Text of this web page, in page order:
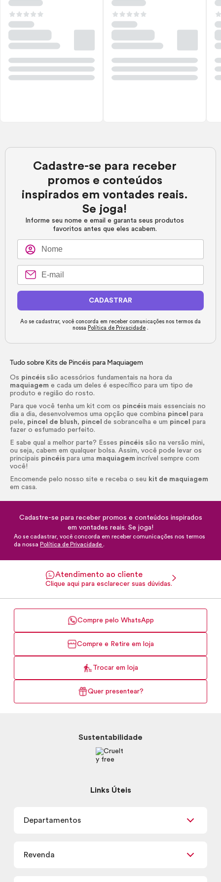
Cadastre-se para receber
promos e conteúdos
inspirados em vontades reais.
Se joga!
Informe seu nome e email e garanta seus produtos
favoritos antes que eles acabem.
CADASTRAR
Ao se cadastrar, você concorda em receber comunicações nos termos da
nossa Política de Privacidade .
Tudo sobre Kits de Pincéis para Maquiagem
Os pincéissão acessórios fundamentais na hora da
maquiagem e cada um deles é específico para um tipo de
produto e região do rosto.
Para que você tenha um kit com os pincéismais essenciais no
dia a dia, desenvolvemos uma opção que combina pincelpara
pele, pincel de blush, pincelde sobrancelha e um pincel
para
fazer o esfumado perfeito.
E sabe qual a melhor parte? Esses pincéis são na versão mini,
ou seja, cabem em qualquer bolsa. Assim, você pode levar os
principais pincéispara uma maquiagemincrível sempre com
você!
Encomende pelo nosso site e receba o seu kit de maquiagem
em casa.
Cadastre-se para receber promos e conteúdos inspirados
em vontades reais. Se joga!
Ao se cadastrar, você concorda em receber comunicações nos termos
da nossa Política de Privacidade .
Atendimento ao cliente
Clique aqui para esclarecer suas dúvidas.
Compre pelo WhatsApp
Compre e Retire em loja
Trocar em loja
Quer presentear?
Sustentabilidade
Links Úteis
Departamentos
Skincare
Revenda